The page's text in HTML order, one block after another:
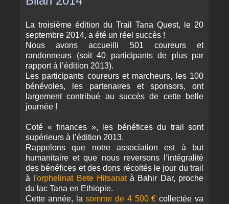
La troisième édition du Trail Tana Quest, le 20
septembre 2014, a été un réel succès !
Nous avons accueilli 501 coureurs et
randonneurs (soit 40 participants de plus par
rapport à l’édition 2013).
Les participants coureurs et marcheurs, les 100
bénévoles, les partenaires et sponsors, ont
largement contribué au succès de cette belle
journée !
Coté « finances », les bénéfices du trail sont
supérieurs à l’édition 2013.
Rappelons que notre association est à but
humanitaire et que nous reversons l’intégralité
des bénéfices et des dons récoltés le jour du trail
à l'orphelinat Bete Hitsanatà Bahir Dar, proche
du lac Tana en Ethiopie.
Cette année, lasomme de 4 500 € collectée va